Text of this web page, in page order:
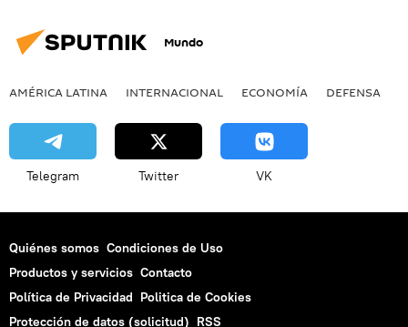
Mundo
AMÉRICA LATINA INTERNACIONAL ECONOMÍA DEFENSA
Telegram Twitter VK
Quiénes somos Condiciones de Uso
Productos y servicios Contacto
Política de Privacidad Politica de Cookies
Protección de datos (solicitud) RSS